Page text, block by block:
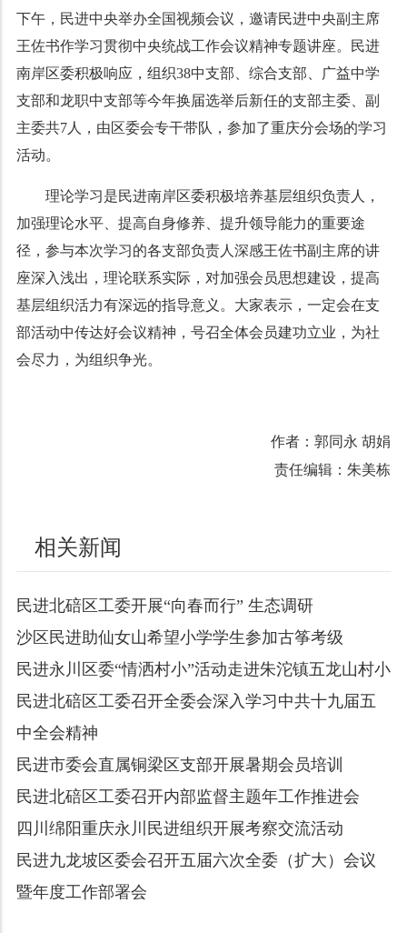
下午，民进中央举办全国视频会议，邀请民进中央副主席
王佐书作学习贯彻中央统战工作会议精神专题讲座。民进
南岸区委积极响应，组织38中支部、综合支部、广益中学
支部和龙职中支部等今年换届选举后新任的支部主委、副
主委共7人，由区委会专干带队，参加了重庆分会场的学习
活动。
理论学习是民进南岸区委积极培养基层组织负责人，
加强理论水平、提高自身修养、提升领导能力的重要途
径，参与本次学习的各支部负责人深感王佐书副主席的讲
座深入浅出，理论联系实际，对加强会员思想建设，提高
基层组织活力有深远的指导意义。大家表示，一定会在支
部活动中传达好会议精神，号召全体会员建功立业，为社
会尽力，为组织争光。
作者：郭同永 胡娟
责任编辑：朱美栋
相关新闻
民进北碚区工委开展“向春而行” 生态调研
沙区民进助仙女山希望小学学生参加古筝考级
民进永川区委“情洒村小”活动走进朱沱镇五龙山村小
民进北碚区工委召开全委会深入学习中共十九届五
中全会精神
民进市委会直属铜梁区支部开展暑期会员培训
民进北碚区工委召开内部监督主题年工作推进会
四川绵阳重庆永川民进组织开展考察交流活动
民进九龙坡区委会召开五届六次全委（扩大）会议
暨年度工作部署会